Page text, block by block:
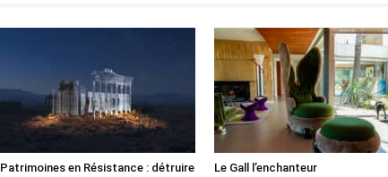
Patrimoines en Résistance : détruire Le Gall l’enchanteur